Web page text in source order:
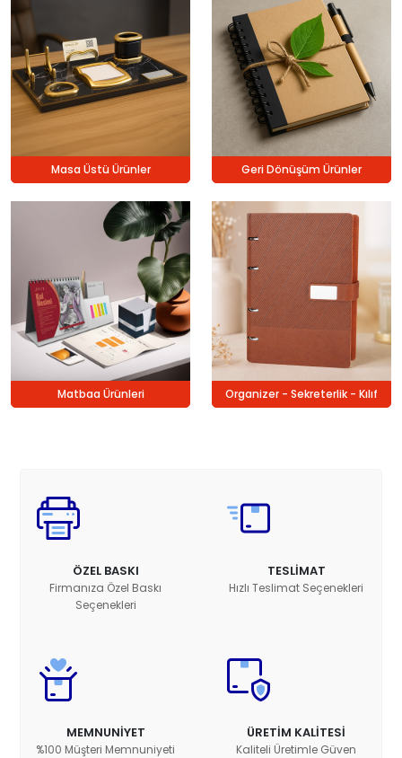
Masa Üstü Ürünler Geri Dönüşüm Ürünler
Matbaa Ürünleri Organizer - Sekreterlik - Kılıf
ÖZEL BASKI
Firmanıza Özel Baskı
Seçenekleri
TESLİMAT
Hızlı Teslimat Seçenekleri
MEMNUNİYET
%100 Müşteri Memnuniyeti
ÜRETİM KALİTESİ
Kaliteli Üretimle Güven